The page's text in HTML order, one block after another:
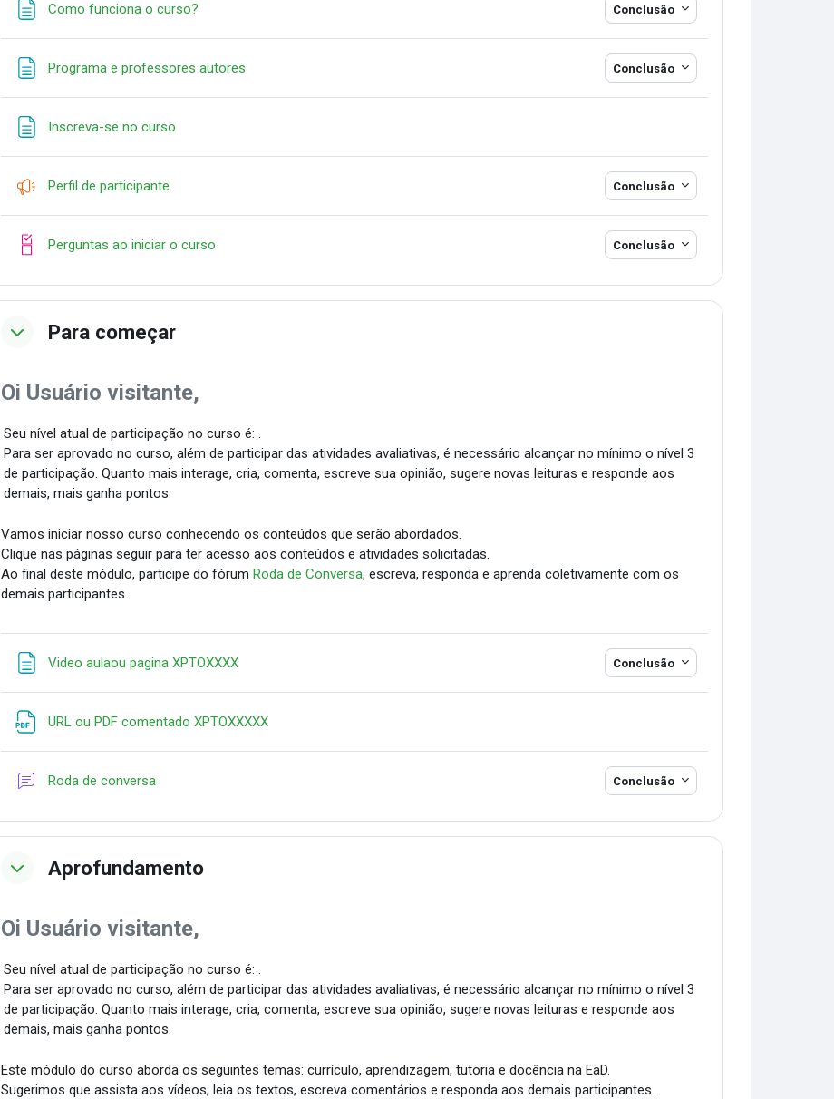
Como funciona o curso? Conclusão
Programa e professores autores Conclusão
Inscreva-se no curso
Perfil de participante Conclusão
Perguntas ao iniciar o curso Conclusão
Para começar
Oi Usuário visitante,
Seu nível atual de participação no curso é: .
Para ser aprovado no curso, além de participar das atividades avaliativas, é necessário alcançar no mínimo o nível 3
de participação. Quanto mais interage, cria, comenta, escreve sua opinião, sugere novas leituras e responde aos
demais, mais ganha pontos.
Vamos iniciar nosso curso conhecendo os conteúdos que serão abordados.
Clique nas páginas seguir para ter acesso aos conteúdos e atividades solicitadas.
Ao final deste módulo, participe do fórumRoda de Conversa, escreva, responda e aprenda coletivamente com os
demais participantes.
Video aulaou pagina XPTOXXXXPágina Conclusão
URL ou PDF comentado XPTOXXXXX
Roda de conversa Conclusão
Aprofundamento
Oi Usuário visitante,
Seu nível atual de participação no curso é: .
Para ser aprovado no curso, além de participar das atividades avaliativas, é necessário alcançar no mínimo o nível 3
de participação. Quanto mais interage, cria, comenta, escreve sua opinião, sugere novas leituras e responde aos
demais, mais ganha pontos.
Este módulo do curso aborda os seguintes temas: currículo, aprendizagem, tutoria e docência na EaD.
Sugerimos que assista aos vídeos, leia os textos, escreva comentários e responda aos demais participantes.